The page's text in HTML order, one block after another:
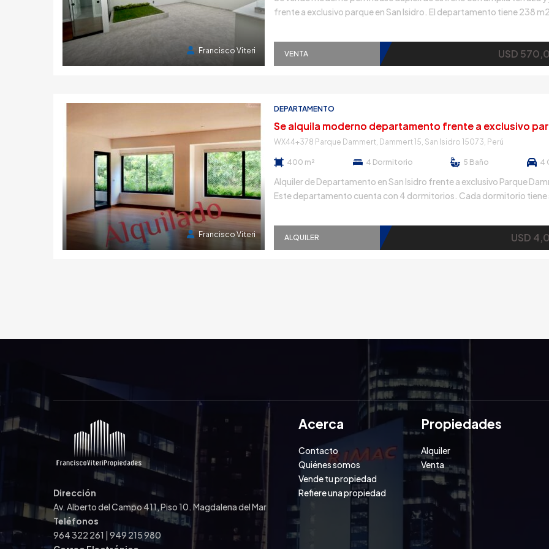
Francisco Viteri
frente a exclusivo parque en San Isidro. El departamento tiene 238
exterior con linda vista al parque. Consta de una cocina abierta tipo
americana, con muebles altos y […]
VENTA USD
Francisco Viteri
6 años atrás
DEPARTAMENTO
WX44+378 Parque Dammert, Dammert 15, San Isidro 15073, Perú
400 m² 4 Dormitorio 5 Baño 4
Alquiler de Departamento en San Isidro frente a exclusivo Parque
Este departamento cuenta con 4 dormitorios. Cada dormitorio tiene
walk-in closet bastante grande y espacioso, y dos de los tres
restantes también vienen con walk-in closets espaciosos. La sala-
[…]
ALQUILER USD
Dirección
Av. Alberto del Campo 411, Piso 10. Magdalena del Mar
Teléfonos
964 322 261 | 949 215 980
Acerca
Contacto
Quiénes somos
Vende tu propiedad
Refiere una propiedad
Propiedades
Alquiler
Venta
Francisco Viteri 2 años atrás Francisco Viteri
2 años atrás